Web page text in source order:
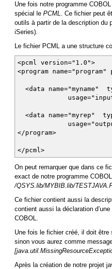
** ----------
**
**
**
LINKAGE SECTION.
*****************
01 NAME PIC
01 REP PIC
**
** ---------------
**
PROCEDURE DIVISION
DEBUT-PROGRAMME.
*****************
*
STRING "HELLO "
NAME
INTO
*
***************
EXIT PROGRAM.
Une fois notre programme
spécial le PCML. Ce fichier peut
outils à partir de la description du
iSeries).
Le fichier PCML a une structure
<pcml version="1.0">
<program name="program"
<data
<data name="myrep"
</program>
</pcml>
On peut remarquer que dans ce
exact de notre programme
/QSYS.lib/MYBIB.lib/
Ce fichier contient aussi la
contient aussi la déclaration
COBOL.
Une fois le fichier créé, il doit
sinon vous aurez comme
Après la création de notre projet